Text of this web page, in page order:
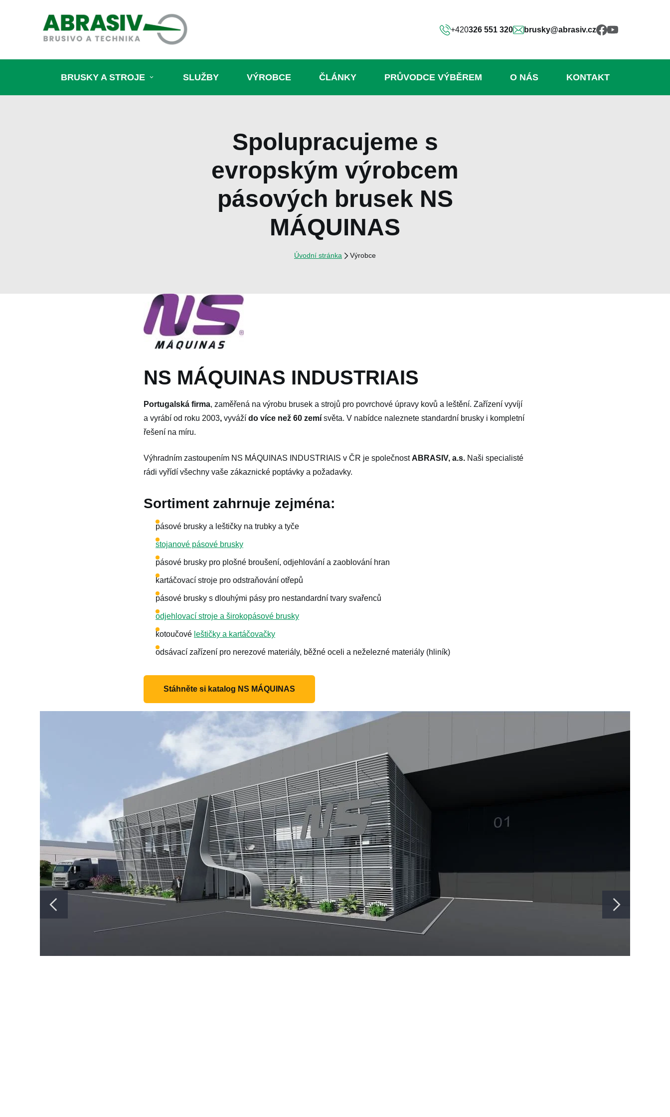
+420326 551 320 brusky@abrasiv.cz
BRUSKY A STROJE SLUŽBY VÝROBCE ČLÁNKY PRŮVODCE VÝBĚREM O NÁS KONTAKT
Spolupracujeme s
evropským výrobcem
pásových brusek NS
MÁQUINAS
Úvodní stránka Výrobce
NS MÁQUINAS INDUSTRIAIS
Portugalská firma, zaměřená na výrobu brusek a strojů pro povrchové úpravy kovů a leštění. Zařízení vyvíjí
a vyrábí od roku 2003, vyváží do více než 60 zemí světa. V nabídce naleznete standardní brusky i kompletní
řešení na míru.
Výhradním zastoupením NS MÁQUINAS INDUSTRIAIS v ČR je společnostABRASIV, a.s. Naši specialisté
rádi vyřídí všechny vaše zákaznické poptávky a požadavky.
Sortiment zahrnuje zejména:
pásové brusky a leštičky na trubky a tyče
stojanové pásové brusky
pásové brusky pro plošné broušení, odjehlování a zaoblování hran
kartáčovací stroje pro odstraňování otřepů
pásové brusky s dlouhými pásy pro nestandardní tvary svařenců
odjehlovací stroje a širokopásové brusky
kotoučové leštičky a kartáčovačky
odsávací zařízení pro nerezové materiály, běžné oceli a neželezné materiály (hliník)
Stáhněte si katalog NS MÁQUINAS